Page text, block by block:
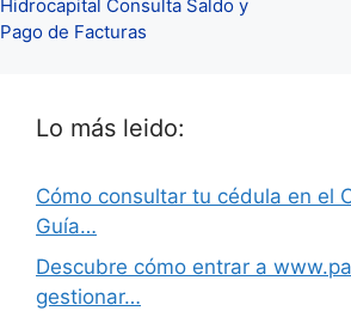
Hidrocapital Consulta Saldo y
Pago de Facturas
Lo más leido:
Cómo consultar tu cédula en el
Guía…
Descubre cómo entrar a
gestionar…